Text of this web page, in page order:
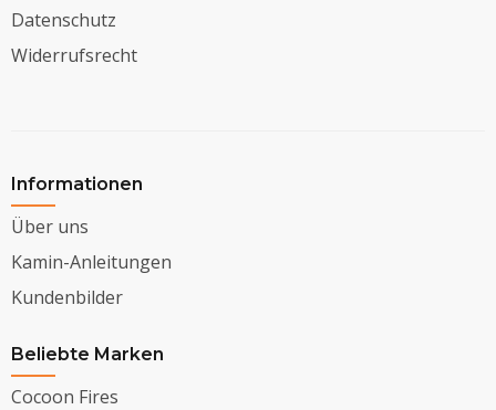
Datenschutz
Widerrufsrecht
Informationen
Über uns
Kamin-Anleitungen
Kundenbilder
Beliebte Marken
Cocoon Fires